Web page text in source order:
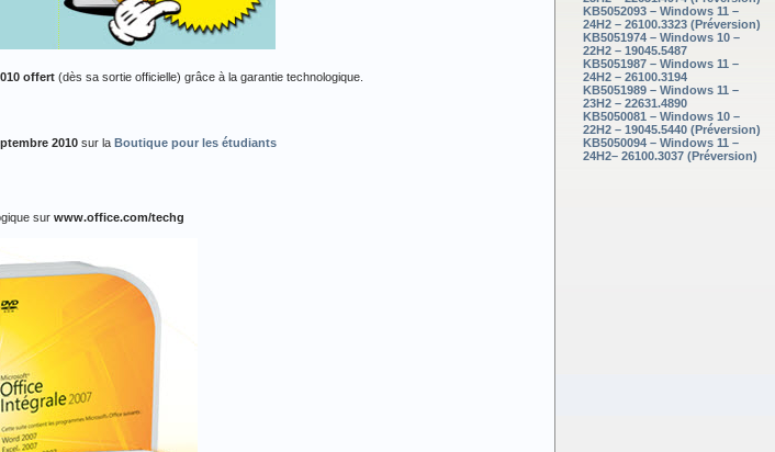
KB5052093 – Windows 11 –
24H2 – 26100.3323 (Préversion)
KB5051974 – Windows 10 –
22H2 – 19045.5487
KB5051987 – Windows 11 –
24H2 – 26100.3194
KB5051989 – Windows 11 –
23H2 – 22631.4890
KB5050081 – Windows 10 –
22H2 – 19045.5440 (Préversion)
KB5050094 – Windows 11 –
24H2– 26100.3037 (Préversion)
offert (dès sa sortie officielle) grâce à la garantie technologique.
2010 sur la Boutique pour les étudiants
sur www.office.com/techg